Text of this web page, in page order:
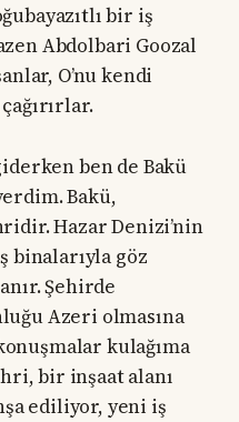
bir iş
Abdolbari Goozal
O’nu kendi
ben de Bakü
Bakü,
Hazar Denizi’nin
binalarıyla göz
Şehirde
Azeri olmasına
kulağıma
bir inşaat alanı
ediliyor, yeni iş